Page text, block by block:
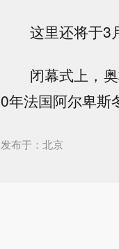
这里还将于3月
闭幕式上，奥
0年法国阿尔卑斯
发布于：北京